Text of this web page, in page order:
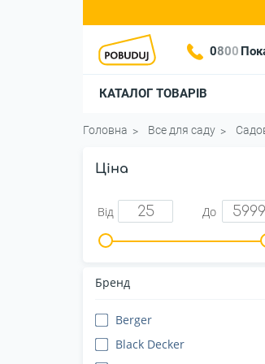
0800
КАТАЛОГ ТОВАРІВ
Головна Все для саду
Ціна
Від До
Бренд
Berger
Black Decker